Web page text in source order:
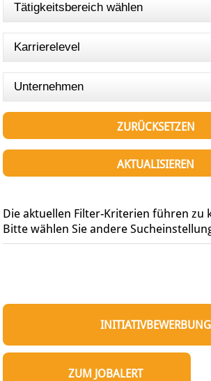
Tätigkeitsbereich wählen
Karrierelevel
Unternehmen
ZURÜCKSETZEN
AKTUALISIEREN
Die aktuellen Filter-Kriterien führen zu
Bitte wählen Sie andere
INITIATIVBEWERBUNG
ZUM JOBALERT